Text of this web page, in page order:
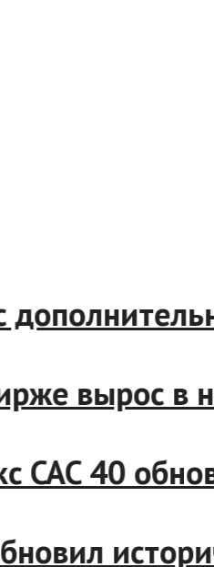
вырос
CAC 40